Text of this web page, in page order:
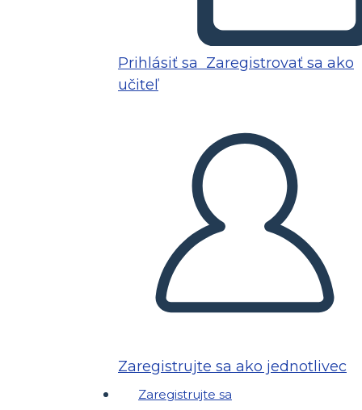
Prihlásiť sa Zaregistrovať sa ako
učiteľ
Zaregistrujte sa ako jednotlivec
Zaregistrujte sa